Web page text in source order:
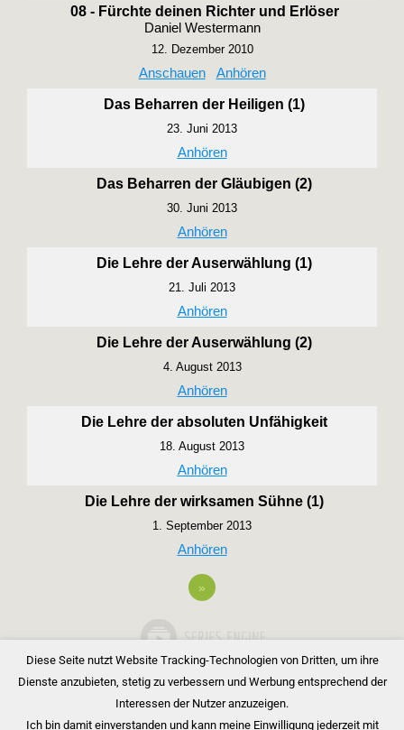
08 - Fürchte deinen Richter und Erlöser
Daniel Westermann
12. Dezember 2010
Anschauen Anhören
Das Beharren der Heiligen (1)
23. Juni 2013
Anhören
Das Beharren der Gläubigen (2)
30. Juni 2013
Anhören
Die Lehre der Auserwählung (1)
21. Juli 2013
Anhören
Die Lehre der Auserwählung (2)
4. August 2013
Anhören
Die Lehre der absoluten Unfähigkeit
18. August 2013
Anhören
Die Lehre der wirksamen Sühne (1)
1. September 2013
Anhören
»
Diese Seite nutzt Website Tracking-Technologien von Dritten, um ihre
Dienste anzubieten, stetig zu verbessern und Werbung entsprechend der
Interessen der Nutzer anzuzeigen.
Ich bin damit einverstanden und kann meine Einwilligung jederzeit mit